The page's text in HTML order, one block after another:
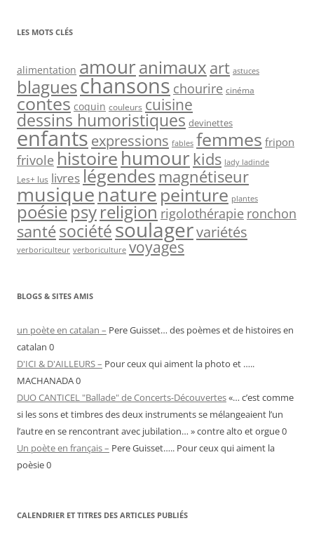
LES MOTS CLÉS
alimentation amouranimaux art astuces
blagueschansons chourire cinéma
contes coquin couleurs cuisine
dessins humoristiques devinettes
enfantsexpressions fables femmes fripon
frivole histoire humour kids lady ladinde
Les+ lus livreslégendes magnétiseur
musiquenature peinture plantes
poésiepsyreligion rigolothérapie ronchon
santésociétésoulagervariétés
verboriculteur verboriculture voyages
BLOGS & SITES AMIS
un poète en catalan – Pere Guisset… des poèmes et de histoires en
catalan 0
D'ICI & D'AILLEURS – Pour ceux qui aiment la photo et …..
MACHANADA 0
DUO CANTICEL "Ballade" de Concerts-Découvertes«… c’est comme
si les sons et timbres des deux instruments se mélangeaient l’un
l’autre en se rencontrant avec jubilation… » contre alto et orgue 0
Un poète en français – Pere Guisset….. Pour ceux qui aiment la
poèsie 0
CALENDRIER ET TITRES DES ARTICLES PUBLIÉS